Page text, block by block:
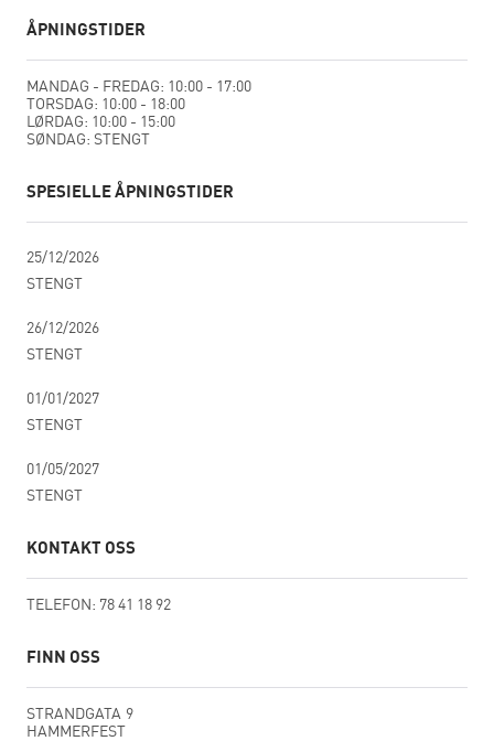
ÅPNINGSTIDER
MANDAG - FREDAG: 10:00 - 17:00
TORSDAG: 10:00 - 18:00
LØRDAG: 10:00 - 15:00
SØNDAG: STENGT
SPESIELLE ÅPNINGSTIDER
25/12/2026
STENGT
26/12/2026
STENGT
01/01/2027
STENGT
01/05/2027
STENGT
KONTAKT OSS
TELEFON: 78 41 18 92
FINN OSS
STRANDGATA 9
HAMMERFEST